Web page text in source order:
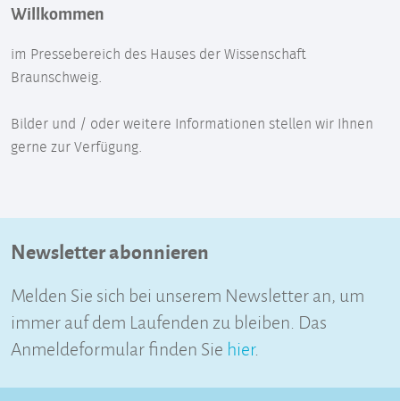
Willkommen
im Pressebereich des Hauses der Wissenschaft
Braunschweig.
Bilder und / oder weitere Informationen stellen wir Ihnen
gerne zur Verfügung.
Newsletter abonnieren
Melden Sie sich bei unserem Newsletter an, um
immer auf dem Laufenden zu bleiben. Das
Anmeldeformular finden Sie hier.